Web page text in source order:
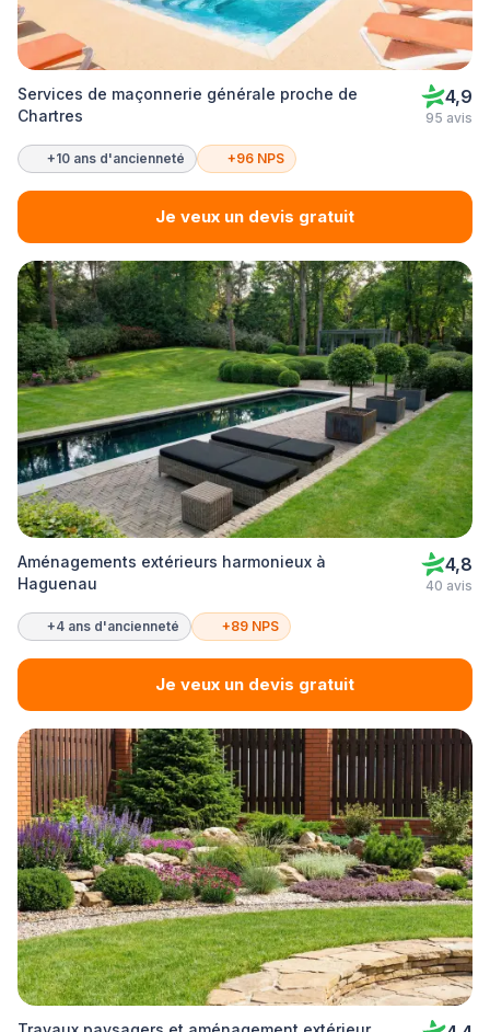
Services de maçonnerie générale proche de
Chartres
4,9
95 avis
+10 ans d'ancienneté +96 NPS
Je veux un devis gratuit
Aménagements extérieurs harmonieux à
Haguenau
4,8
40 avis
+4 ans d'ancienneté +89 NPS
Je veux un devis gratuit